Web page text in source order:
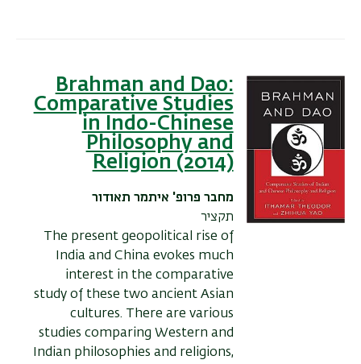
Brahman and Dao:
Comparative Studies
in Indo-Chinese
Philosophy and
Religion (2014)
מחבר פרופ' איתמר תאודור
תקציר
The present geopolitical rise of
India and China evokes much
interest in the comparative
study of these two ancient Asian
cultures. There are various
studies comparing Western and
Indian philosophies and religions,